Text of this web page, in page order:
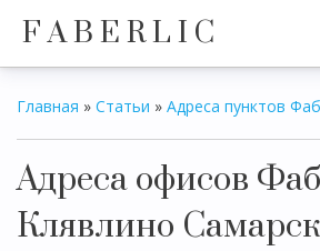
F A B E R L I C
Главная » Статьи » Адреса пунктов
Адреса офисов
Клявлино